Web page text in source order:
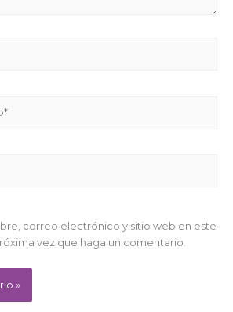
correo electrónico y sitio web en este
vez que haga un comentario.